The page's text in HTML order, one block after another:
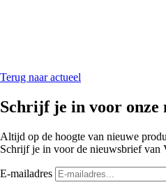
Terug naar actueel
Schrijf je in voor onze
Altijd op de hoogte van nieuwe
Schrijf je in voor de nieuwsbrief van
E-mailadres